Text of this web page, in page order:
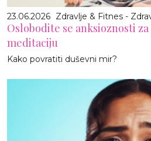
23.06.2026 Zdravlje & Fitnes -
Oslobodite se anksioznosti
meditaciju
Kako povratiti duševni mir?